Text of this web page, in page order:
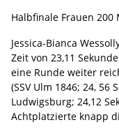
Halbfinale Frauen 200
Jessica-Bianca
Zeit von 23,11
eine Runde weiter
(SSV Ulm 1846; 24, 56
Ludwigsburg; 24,12
Achtplatzierte knapp